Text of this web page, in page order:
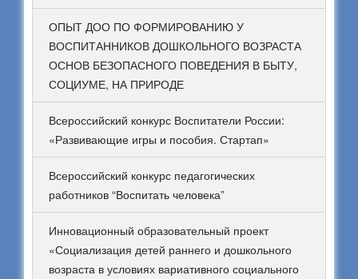
ОПЫТ ДОО ПО ФОРМИРОВАНИЮ У
ВОСПИТАННИКОВ ДОШКОЛЬНОГО ВОЗРАСТА
ОСНОВ БЕЗОПАСНОГО ПОВЕДЕНИЯ В БЫТУ,
СОЦИУМЕ, НА ПРИРОДЕ
Всероссийский конкурс Воспитатели России:
«Развивающие игры и пособия. Стартап»
Всероссийский конкурс педагогических
работников “Воспитать человека”
Инновационный образовательный проект
«Социализация детей раннего и дошкольного
возраста в условиях вариативного социального